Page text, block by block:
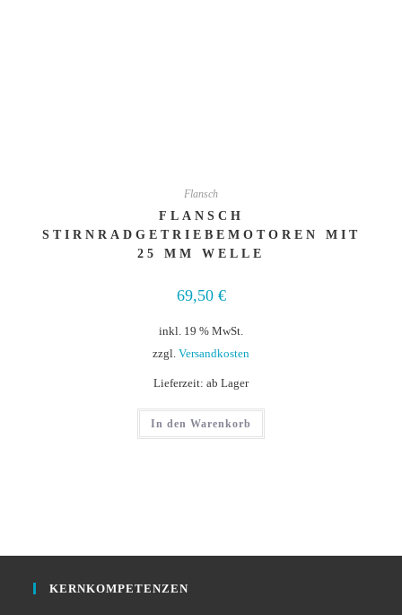
Flansch
FLANSCH
STIRNRADGETRIEBEMOTOREN MIT
25 MM WELLE
69,50 €
inkl. 19 % MwSt.
zzgl. Versandkosten
Lieferzeit: ab Lager
In den Warenkorb
KERNKOMPETENZEN